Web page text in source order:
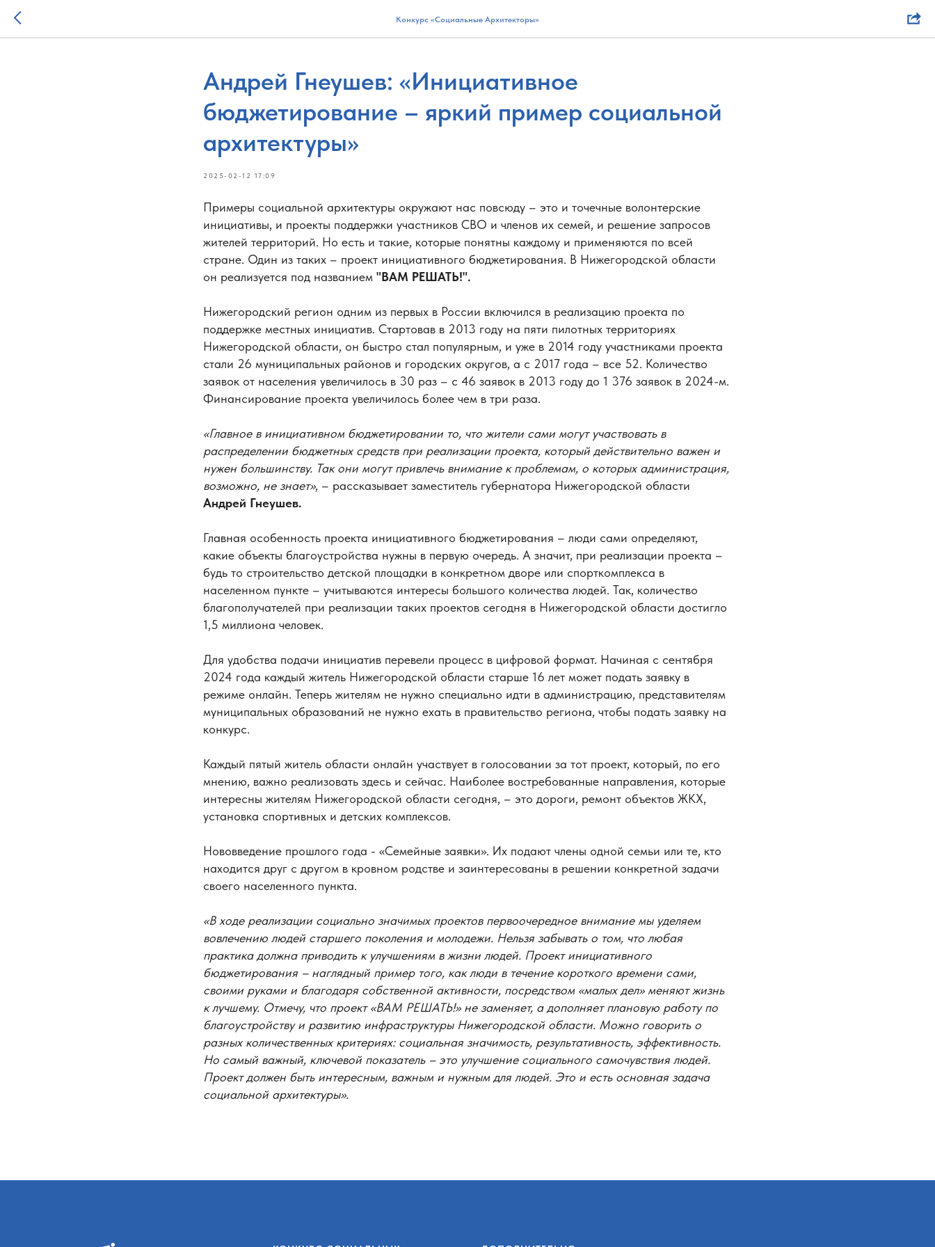
Конкурс «Социальные Архитекторы»
Андрей Гнеушев: «Инициативное
бюджетирование – яркий пример социальной
архитектуры»
2025-02-12 17:09
Примеры социальной архитектуры окружают нас повсюду – это и точечные волонтерские
инициативы, и проекты поддержки участников СВО и членов их семей, и решение запросов
жителей территорий. Но есть и такие, которые понятны каждому и применяются по всей
стране. Один из таких – проект инициативного бюджетирования. В Нижегородской области
он реализуется под названием "ВАМ РЕШАТЬ!".
Нижегородский регион одним из первых в России включился в реализацию проекта по
поддержке местных инициатив. Стартовав в 2013 году на пяти пилотных территориях
Нижегородской области, он быстро стал популярным, и уже в 2014 году участниками проекта
стали 26 муниципальных районов и городских округов, а с 2017 года – все 52. Количество
заявок от населения увеличилось в 30 раз – с 46 заявок в 2013 году до 1 376 заявок в 2024-м.
Финансирование проекта увеличилось более чем в три раза.
«Главное в инициативном бюджетировании то, что жители сами могут участвовать в
распределении бюджетных средств при реализации проекта, который действительно важен и
нужен большинству. Так они могут привлечь внимание к проблемам, о которых администрация,
возможно, не знает», – рассказывает заместитель губернатора Нижегородской области
Андрей Гнеушев.
Главная особенность проекта инициативного бюджетирования – люди сами определяют,
какие объекты благоустройства нужны в первую очередь. А значит, при реализации проекта –
будь то строительство детской площадки в конкретном дворе или спорткомплекса в
населенном пункте – учитываются интересы большого количества людей. Так, количество
благополучателей при реализации таких проектов сегодня в Нижегородской области достигло
1,5 миллиона человек.
Для удобства подачи инициатив перевели процесс в цифровой формат. Начиная с сентября
2024 года каждый житель Нижегородской области старше 16 лет может подать заявку в
режиме онлайн. Теперь жителям не нужно специально идти в администрацию, представителям
муниципальных образований не нужно ехать в правительство региона, чтобы подать заявку на
конкурс.
Каждый пятый житель области онлайн участвует в голосовании за тот проект, который, по его
мнению, важно реализовать здесь и сейчас. Наиболее востребованные направления, которые
интересны жителям Нижегородской области сегодня, – это дороги, ремонт объектов ЖКХ,
установка спортивных и детских комплексов.
Нововведение прошлого года - «Семейные заявки». Их подают члены одной семьи или те, кто
находится друг с другом в кровном родстве и заинтересованы в решении конкретной задачи
своего населенного пункта.
«В ходе реализации социально значимых проектов первоочередное внимание мы уделяем
вовлечению людей старшего поколения и молодежи. Нельзя забывать о том, что любая
практика должна приводить к улучшениям в жизни людей. Проект инициативного
бюджетирования – наглядный пример того, как люди в течение короткого времени сами,
своими руками и благодаря собственной активности, посредством «малых дел» меняют жизнь
к лучшему. Отмечу, что проект «ВАМ РЕШАТЬ!» не заменяет, а дополняет плановую работу по
благоустройству и развитию инфраструктуры Нижегородской области. Можно говорить о
разных количественных критериях: социальная значимость, результативность, эффективность.
Но самый важный, ключевой показатель – это улучшение социального самочувствия людей.
Проект должен быть интересным, важным и нужным для людей. Это и есть основная задача
социальной архитектуры».